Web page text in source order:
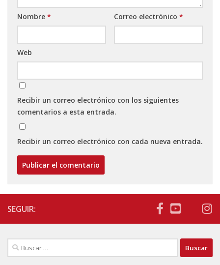
Nombre * Correo electrónico *
Web
Recibir un correo electrónico con los siguientes
comentarios a esta entrada.
Recibir un correo electrónico con cada nueva entrada.
SEGUIR:
Buscar: